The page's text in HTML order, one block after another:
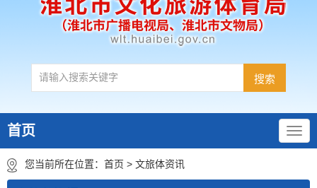
首页
您当前所在位置： 首页 > 文旅体资讯